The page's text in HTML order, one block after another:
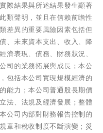
際結果與所述結果發生顯著
類聲明，並且在信賴前瞻性
差異的重要風險因素包括但
、未來資本支出、收入、降
濟表現、債務、財務狀況、
司的業務拓展與成長；本公
包括本公司實現規模經濟的
能力；本公司普通股長期價
法、法規及經濟發展；整體
公司內部對財務報告控制的
章和稅收制度不斷演變；災